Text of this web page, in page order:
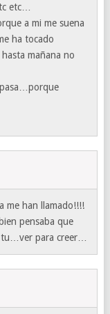
etc…
a mi me suena
ha tocado
mañana no
me han llamado!!!!
pensaba que
para creer…